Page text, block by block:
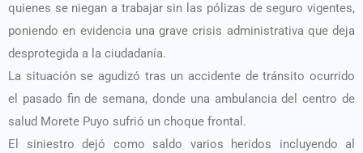
quienes se niegan a trabajar sin las pólizas de seguro vigentes,
poniendo en evidencia una grave crisis administrativa que deja
desprotegida a la ciudadanía.
La situación se agudizó tras un accidente de tránsito ocurrido
el pasado fin de semana, donde una ambulancia del centro de
salud Morete Puyo sufrió un choque frontal.
El siniestro dejó como saldo varios heridos incluyendo al